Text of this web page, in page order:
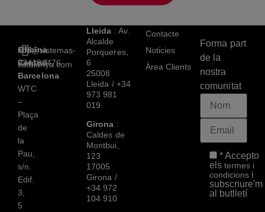
Oficina
Central
Barcelona
WTC
–
Plaça
de
la
Pau,
s/n.
Edif.
3,
5
+34
934191476
info@sistemas-
catalunya.com
Lleida : Av.
Alcalde
Porqueres,
6
25008
Lleida / +34
973 981
019
Girona :
Caldes de
Montbui,
123
17005
Girona /
+34 972
104 910
Contacte
Noticies
Àrea Clients
Forma part
de la
nostra
comunitat
* Accepto
els termes i
condicionsi
subscriure'm
al butlletí